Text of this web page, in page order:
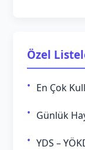
Özel
En Çok
Günlük
YDS –